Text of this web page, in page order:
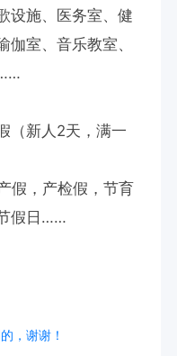
设施、医务室、健
室、音乐教室、
（新人2天，满一
假，产检假，节育
假日……
，谢谢！